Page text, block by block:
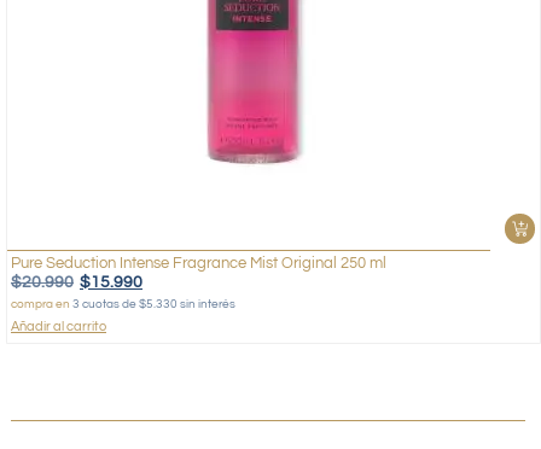
Pure Seduction Intense Fragrance Mist Original 250 ml
$20.990 $15.990
compra en 3 cuotas de $5.330 sin interés
Añadir al carrito